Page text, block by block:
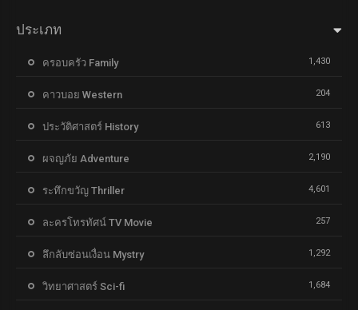
ประเภท
ครอบครัว Family 1,430
คาวบอย Western 204
ประวัติศาสตร์ History 613
ผจญภัย Adventure 2,190
ระทึกขวัญ Thriller 4,601
ละครโทรทัศน์ TV Movie 257
ลึกลับซ่อนเงื่อน Mystry 1,292
วิทยาศาสตร์ Sci-fi 1,684